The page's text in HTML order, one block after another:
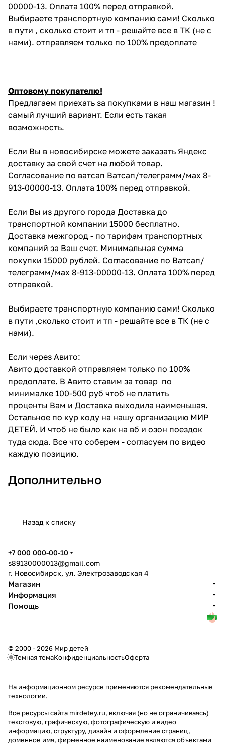
00000-13. Оплата 100% перед отправкой.
Выбираете транспортную компанию сами! Сколько
в пути , сколько стоит и тп - решайте все в ТК (не с
нами). отправляем только по 100% предоплате
Оптовому покупателю!
Предлагаем приехать за покупками в наш магазин !
самый лучший вариант. Если есть такая
возможность.
Если Вы в новосибирске можете заказать Яндекс
доставку за свой счет на любой товар.
Согласование по ватсап Ватсап/телеграмм/мах 8-
913-00000-13. Оплата 100% перед отправкой.
Если Вы из другого города Доставка до
транспортной компании 15000 бесплатно.
Доставка межгород - по тарифам транспортных
компаний за Ваш счет. Минимальная сумма
покупки 15000 рублей. Согласование по Ватсап/
телеграмм/мах 8-913-00000-13. Оплата 100% перед
отправкой.
Выбираете транспортную компанию сами! Сколько
в пути ,сколько стоит и тп - решайте все в ТК (не с
нами).
Если через Авито:
Авито доставкой отправляем только по 100%
предоплате. В Авито ставим за товар по
минималке 100-500 руб чтоб не платить
проценты Вам и Доставка выходила наименьшая.
Остальное по кур коду на нашу организацию МИР
ДЕТЕЙ. И чтоб не было как на вб и озон поездок
туда сюда. Все что соберем - согласуем по видео
каждую позицию.
Дополнительно
Назад к списку
+7 000 000-00-10
s89130000013@gmail.com
г. Новосибирск, ул. Электрозаводская 4
Магазин
Информация
Помощь
© 2000 - 2026 Мир детей
Темная темаКонфиденциальностьОферта
На информационном ресурсе применяются рекомендательные
технологии.
Все ресурсы сайта mirdetey.ru, включая (но не ограничиваясь)
текстовую, графическую, фотографическую и видео
информацию, структуру, дизайн и оформление страниц,
доменное имя, фирменное наименование являются объектами